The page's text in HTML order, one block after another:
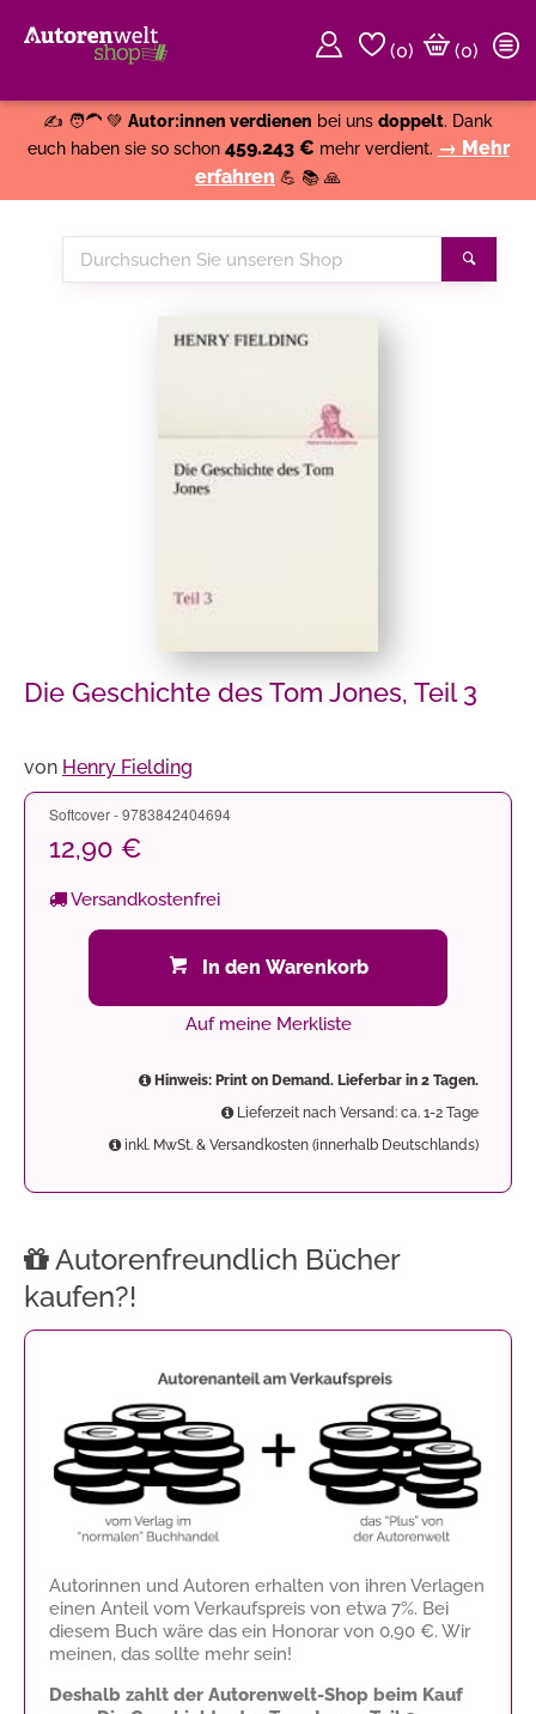
(0)
(0)
✍️ 🧑‍🦱 💚 Autor:innen verdienen bei uns doppelt. Dank
euch haben sie so schon 459.243 € mehr verdient. → Mehr
erfahren 💪 📚 🙏
Durchsuchen
Sie
Die Geschichte des Tom Jones, Teil 3
von Henry Fielding
Softcover - 9783842404694
12,90 €
Versandkostenfrei
In den Warenkorb
Auf meine Merkliste
Hinweis: Print on Demand. Lieferbar in 2 Tagen.
Lieferzeit nach Versand: ca. 1-2 Tage
inkl. MwSt. & Versandkosten (innerhalb Deutschlands)
Autorenfreundlich Bücher
kaufen?!
Autorinnen und Autoren erhalten von ihren Verlagen
einen Anteil vom Verkaufspreis von etwa 7%. Bei
diesem Buch wäre das ein Honorar von 0,90 €. Wir
meinen, das sollte mehr sein!
Deshalb zahlt der Autorenwelt-Shop beim Kauf